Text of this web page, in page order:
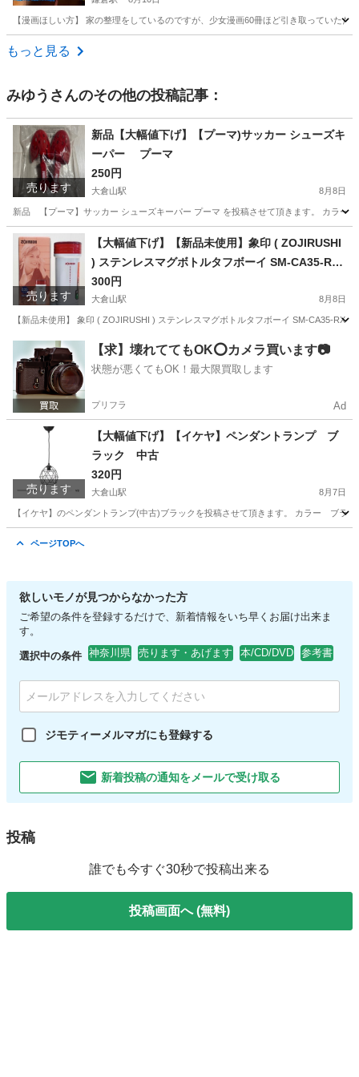
【漫画ほしい方】 家の整理をしているのですが、少女漫画60冊ほど引き取っていた
神奈川 鎌倉市
もっと見る
みゆう さんのその他の投稿記事：
売ります
新品【大幅値下げ】【プーマ)サッカー シューズキ
ーパー プーマ
250円
大倉山駅 8月8日
新品 【プーマ】サッカー シューズキーパー プーマ を投稿させて頂きます。 カラー
神奈川 横浜市 大倉山駅 サッカー プーマ
売ります
【大幅値下げ】【新品未使用】象印 ( ZOJIRUSHI
) ステンレスマグボトルタフボーイ SM-CA35-RX
プレシャスレッド
300円
大倉山駅 8月8日
【新品未使用】 象印 ( ZOJIRUSHI ) ステンレスマグボトルタフボーイ SM-CA35-RX
神奈川 横浜市 大倉山駅 その他 象印
【求】壊れててもOK⭕️カメラ買います📷
状態が悪くてもOK！最大限買取します
プリフラ Ad
売ります
【大幅値下げ】【イケヤ】ペンダントランプ ブ
ラック 中古
320円
大倉山駅 8月7日
【イケヤ】のペンダントランプ(中古)ブラックを投稿させて頂きます。 カラー ブラ
ページTOPへ
欲しいモノが見つからなかった方
ご希望の条件を登録するだけで、新着情報をいち早くお届け出来ま
す。
選択中の条件 神奈川県 売ります・あげます 本/CD/DVD 参考書
ジモティーメルマガにも登録する
新着投稿の通知をメールで受け取る
投稿
誰でも今すぐ30秒で投稿出来る
投稿画面へ (無料)